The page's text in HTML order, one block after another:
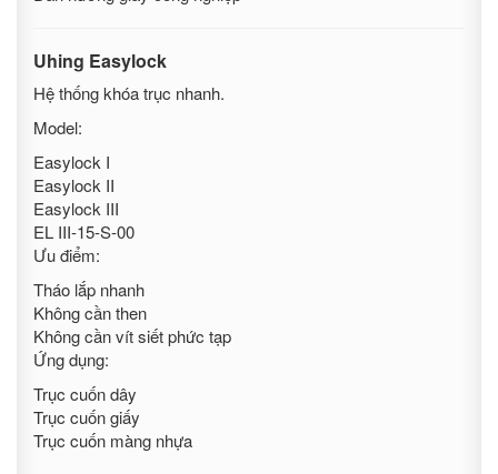
Uhing Easylock
Hệ thống khóa trục nhanh.
Model:
Easylock I
Easylock II
Easylock III
EL III-15-S-00
Ưu điểm:
Tháo lắp nhanh
Không cần then
Không cần vít siết phức tạp
Ứng dụng:
Trục cuốn dây
Trục cuốn giấy
Trục cuốn màng nhựa